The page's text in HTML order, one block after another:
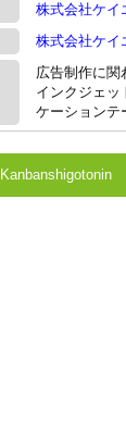
株式会社ケ
株式会社ケイ
広告制作に関
インクジェッ
ケーションテ